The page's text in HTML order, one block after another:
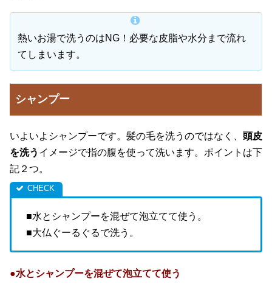
熱いお湯で洗うのはNG！必要な皮脂や水分まで流れ
てしまいます。
シャンプー
いよいよシャンプーです。髪の毛を洗うのではなく、 頭皮
を洗う イメージで指の腹を使って洗います。ポイントは下
記２つ。
■水とシャンプーを混ぜて泡立てて使う。
■大仏ぐーるぐるで洗う。
●水とシャンプーを混ぜて泡立てて使う